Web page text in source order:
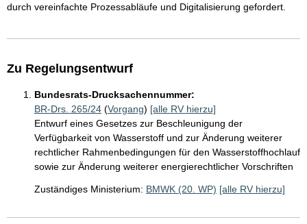
durch vereinfachte Prozessabläufe und Digitalisierung gefordert.
Zu Regelungsentwurf
Bundesrats-Drucksachennummer:
BR-Drs. 265/24 (Vorgang) [alle RV hierzu]
Entwurf eines Gesetzes zur Beschleunigung der
Verfügbarkeit von Wasserstoff und zur Änderung weiterer
rechtlicher Rahmenbedingungen für den Wasserstoffhochlauf
sowie zur Änderung weiterer energierechtlicher Vorschriften
Zuständiges Ministerium: BMWK (20. WP) [alle RV hierzu]